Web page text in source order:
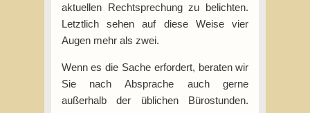
aktuellen Rechtsprechung zu belichten.
Letztlich sehen auf diese Weise vier
Augen mehr als zwei.
Wenn es die Sache erfordert, beraten wir
Sie nach Absprache auch gerne
außerhalb der üblichen Bürostunden.